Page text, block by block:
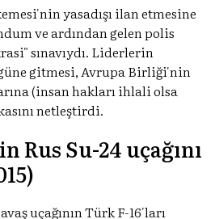
yasadışı ilan etmesine
ve ardından gelen polis
sınavıydı. Liderlerin
gitmesi, Avrupa Birliği'nin
(insan hakları ihlali olsa
netleştirdi.
Rus Su-24 uçağını
uçağının Türk F-16'ları